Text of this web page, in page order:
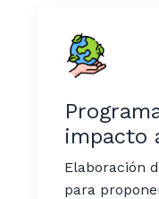
impacto
Elaboración
para